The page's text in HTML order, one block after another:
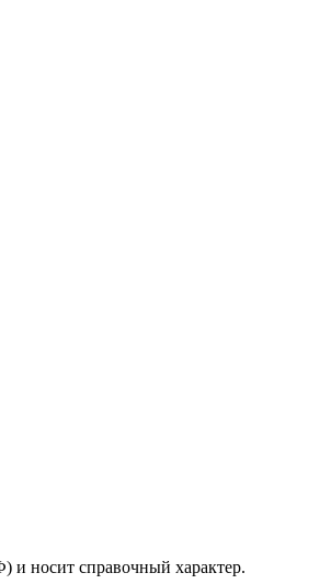
и носит справочный характер.